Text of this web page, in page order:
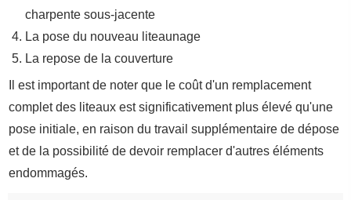
charpente sous-jacente
La pose du nouveau liteaunage
La repose de la couverture
Il est important de noter que le coût d'un remplacement
complet des liteaux est significativement plus élevé qu'une
pose initiale, en raison du travail supplémentaire de dépose
et de la possibilité de devoir remplacer d'autres éléments
endommagés.